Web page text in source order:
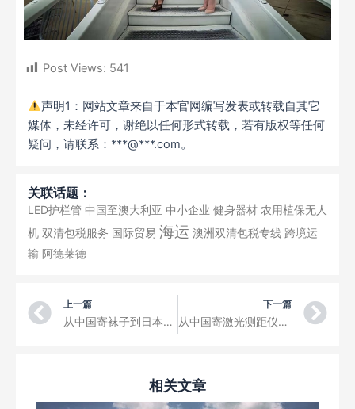
Post Views: 541
声明1：网站文章来自于本官网编写发表或转载自其它
媒体，未经许可，谢绝以任何形式转载，若有版权等任何
疑问，请联系：***@***.com。
关联话题：
LED护栏管 中国至澳大利亚 中小企业 健身器材 农用植保无人
机 双清包税服务 国际贸易 海运 澳洲双清包税专线 跨境运
输 阿德莱德
Prev
上一篇
从中国寄袜子到日本国际快递服务UPS,DHL,EMS，FedEx，国际小包裹，国际空运大件货
下一篇
从中国寄激光测距仪到印度尼西亚国际快递服务UPS,DHL,EMS，FedEx，国际小包裹，国际空运大件货
相关文章